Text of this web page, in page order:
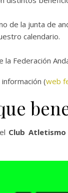
de la junta de
calendario.
Federación
(web
Club Atletismo